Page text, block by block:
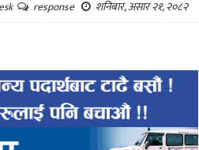
response शनिबार, असार २१, २०८२